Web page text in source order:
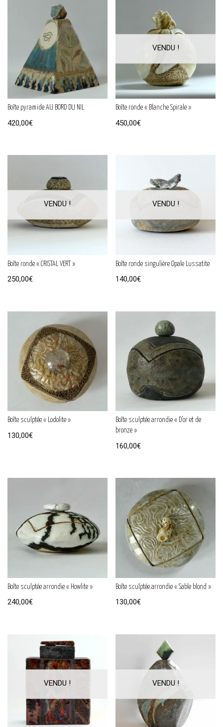
Boîte pyramide AU BORD DU NIL
420,00€
Boîte ronde « Blanche Spirale »
450,00€
Boîte ronde « CRISTAL VERT »
250,00€
Boîte ronde singulière Opale Lussatite
140,00€
Boîte sculptée « Lodolite »
130,00€
Boîte sculptée arrondie « D’or et de
bronze »
160,00€
Boîte sculptée arrondie « Howlite »
240,00€
Boîte sculptée arrondie « Sable blond »
130,00€